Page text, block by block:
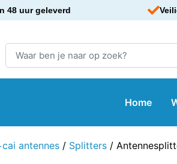
48 uur geleverd
Home
antennes / Splitters /